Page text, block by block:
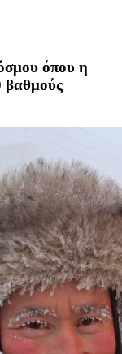
όπου η
βαθμούς